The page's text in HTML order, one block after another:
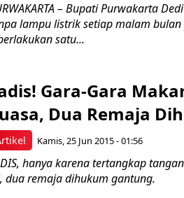
– Bupati Purwakarta
lampu listrik setiap malam
satu...
Gara-Gara
Dua Remaja
Kamis, 25 Jun 2015 - 01:56
hanya karena tertangkap
dua remaja dihukum gantung.